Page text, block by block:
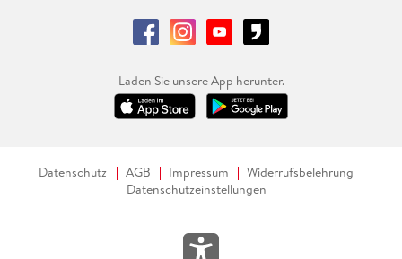
Laden Sie unsere App herunter.
Datenschutz AGB Impressum
Widerrufsbelehrung
Datenschutzeinstellungen